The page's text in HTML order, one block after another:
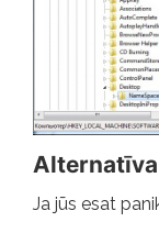
Ja jūs esat